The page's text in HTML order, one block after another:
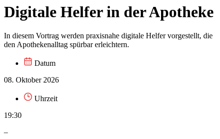
Digitale Helfer in der Apotheke
In diesem Vortrag werden praxisnahe digitale Helfer vorgestellt, die
den Apothekenalltag spürbar erleichtern.
Datum
08. Oktober 2026
Uhrzeit
19:30
–